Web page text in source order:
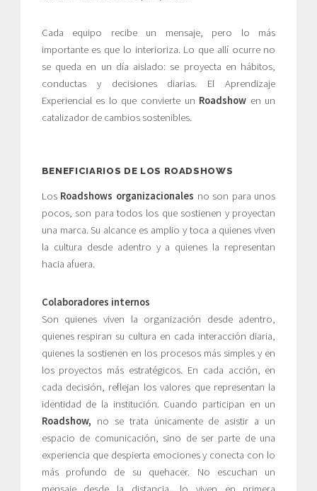
Cada equipo recibe un mensaje, pero lo más
importante es que lo interioriza. Lo que allí ocurre no
se queda en un día aislado: se proyecta en hábitos,
conductas y decisiones diarias. El Aprendizaje
Experiencial es lo que convierte un Roadshow en un
catalizador de cambios sostenibles.
BENEFICIARIOS DE LOS ROADSHOWS
Los Roadshows organizacionales no son para unos
pocos, son para todos los que sostienen y proyectan
una marca. Su alcance es amplio y toca a quienes viven
la cultura desde adentro y a quienes la representan
hacia afuera.
Colaboradores internos
Son quienes viven la organización desde adentro,
quienes respiran su cultura en cada interacción diaria,
quienes la sostienen en los procesos más simples y en
los proyectos más estratégicos. En cada acción, en
cada decisión, reflejan los valores que representan la
identidad de la institución. Cuando participan en un
Roadshow, no se trata únicamente de asistir a un
espacio de comunicación, sino de ser parte de una
experiencia que despierta emociones y conecta con lo
más profundo de su quehacer. No escuchan un